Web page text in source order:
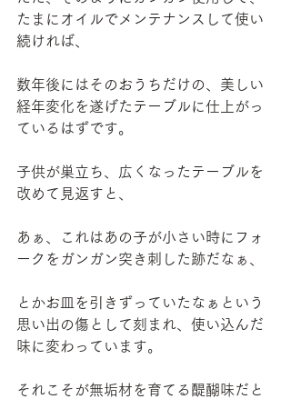
たまにオイルでメンテナンスして使い
続ければ、
数年後にはそのおうちだけの、美しい
経年変化を遂げたテーブルに仕上がっ
ているはずです。
子供が巣立ち、広くなったテーブルを
改めて見返すと、
あぁ、これはあの子が小さい時にフォ
ークをガンガン突き刺した跡だなぁ、
とかお皿を引きずっていたなぁという
思い出の傷として刻まれ、使い込んだ
味に変わっています。
それこそが無垢材を育てる醍醐味だと